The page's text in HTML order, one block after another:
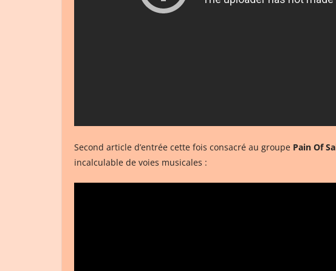
Second article d’entrée cette fois consacré au groupe Pain Of
incalculable de voies musicales :